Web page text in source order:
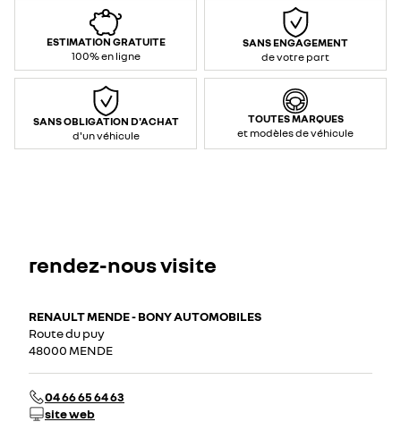
ESTIMATION GRATUITE
100% en ligne
SANS ENGAGEMENT
de votre part
SANS OBLIGATION D'ACHAT
d'un véhicule
TOUTES MARQUES
et modèles de véhicule
rendez-nous visite
RENAULT MENDE - BONY AUTOMOBILES
Route du puy
48000 MENDE
04 66 65 64 63
site web